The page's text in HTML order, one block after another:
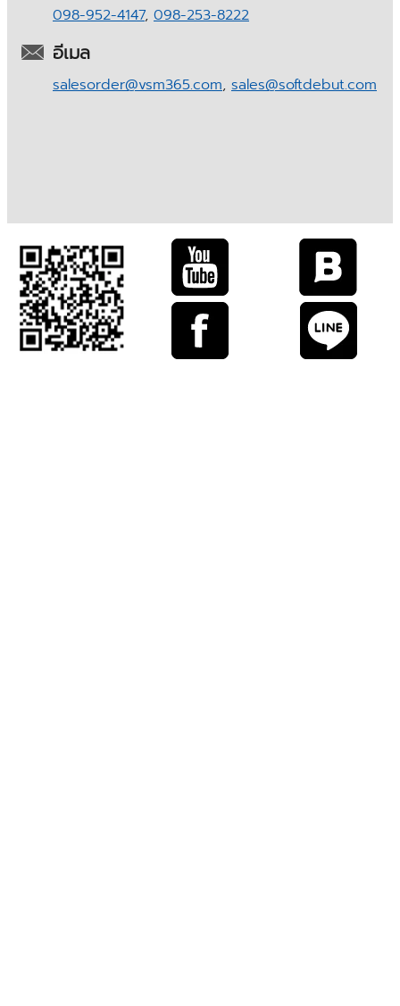
098-952-4147, 098-253-8222
อีเมล
salesorder@vsm365.com, sales@softdebut.com